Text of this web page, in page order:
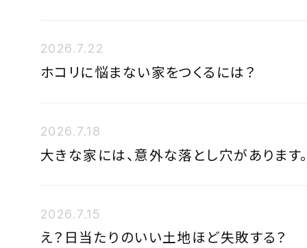
2026.7.22
ホコリに悩まない家をつくるには？
2026.7.18
大きな家には、意外な落とし穴があります
2026.7.15
え？日当たりのいい土地ほど失敗する？